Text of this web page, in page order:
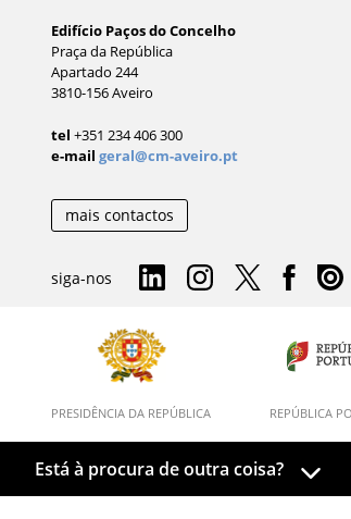
Edifício Paços do Concelho
Praça da República
Apartado 244
3810-156 Aveiro
tel +351 234 406 300
e-mail geral@cm-aveiro.pt
mais contactos
siga-nos
PRESIDÊNCIA DA REPÚBLICA REPÚBLICA
Está à procura de outra coisa?